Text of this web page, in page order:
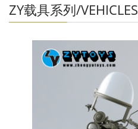
ZY载具系列/VEHICLES